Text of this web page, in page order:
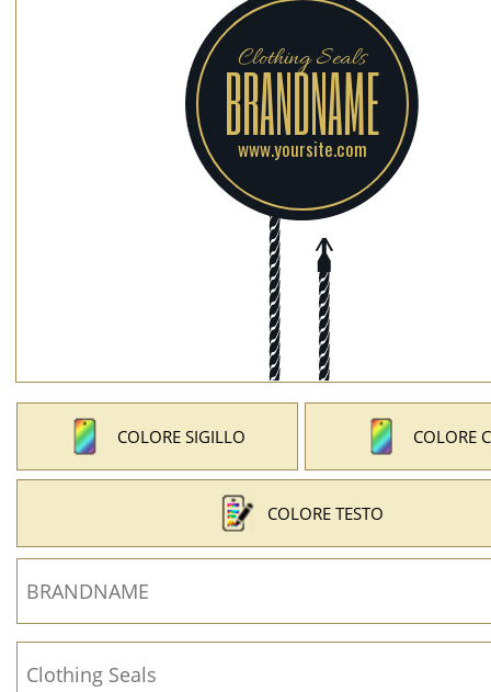
COLORE SIGILLO COLORE
COLORE TESTO